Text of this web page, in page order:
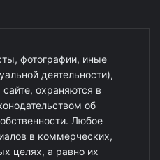
фотографии, иные
деятельности),
охраняются в
об
Любое
в коммерческих,
целях, а равно их